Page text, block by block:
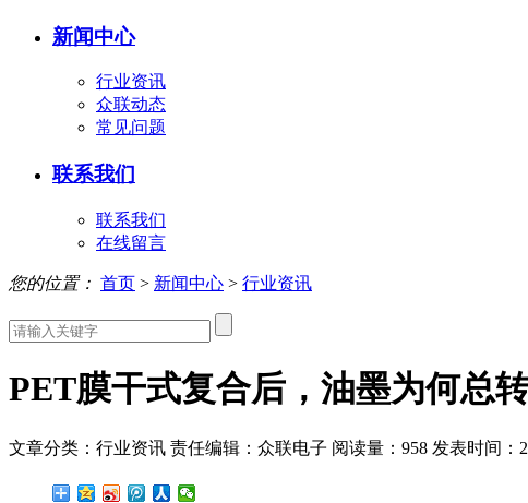
新闻中心
行业资讯
众联动态
常见问题
联系我们
联系我们
在线留言
您的位置： 首页 > 新闻中心 > 行业资讯
PET膜干式复合后，油墨为何总
文章分类：行业资讯 责任编辑：众联电子 阅读量： 958 发表时间：